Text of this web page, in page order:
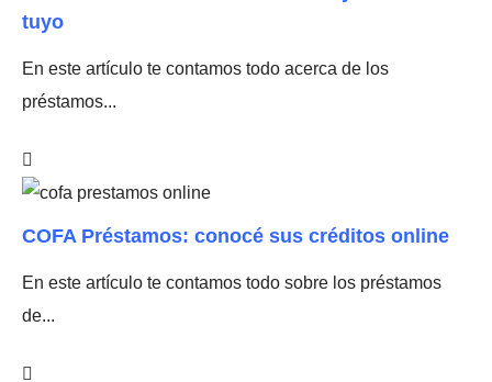
tuyo
En este artículo te contamos todo acerca de los
préstamos...
COFA Préstamos: conocé sus créditos online
En este artículo te contamos todo sobre los préstamos
de...